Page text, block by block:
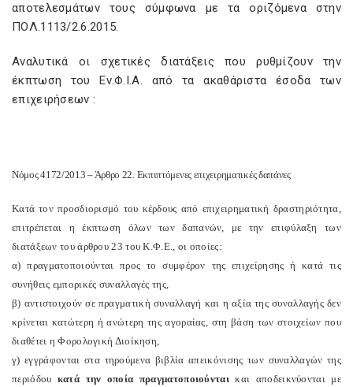
αποτελεσμάτων τους σύμφωνα με τα οριζόμενα στην
ΠΟΛ.1113/2.6.2015.
Αναλυτικά οι σχετικές διατάξεις που ρυθμίζουν την
έκπτωση του Εν.Φ.Ι.Α. από τα ακαθάριστα έσοδα των
επιχειρήσεων :
Νόμος 4172/2013 – Άρθρο 22. Εκπιπτόμενες επιχειρηματικές δαπάνες
Κατά τον προσδιορισμό του κέρδους από επιχειρηματική δραστηριότητα,
επιτρέπεται η έκπτωση όλων των δαπανών, με την επιφύλαξη των
διατάξεων του άρθρου 23 του Κ.Φ.Ε., οι οποίες:
α) πραγματοποιούνται προς το συμφέρον της επιχείρησης ή κατά τις
συνήθεις εμπορικές συναλλαγές της,
β) αντιστοιχούν σε πραγματική συναλλαγή και η αξία της συναλλαγής δεν
κρίνεται κατώτερη ή ανώτερη της αγοραίας, στη βάση των στοιχείων που
διαθέτει η Φορολογική Διοίκηση,
γ) εγγράφονται στα τηρούμενα βιβλία απεικόνισης των συναλλαγών της
περιόδου κατά την οποία πραγματοποιούνταικαι αποδεικνύονται με